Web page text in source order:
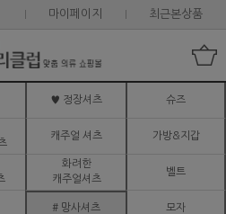
마이페이지 최근본상품
♥ 정장셔츠 슈즈
캐주얼 셔츠 가방&지갑
화려한
캐주얼셔츠
벨트
# 망사셔츠 모자